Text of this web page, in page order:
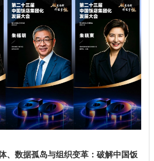
、数据孤岛与组织变革：破解中国饭